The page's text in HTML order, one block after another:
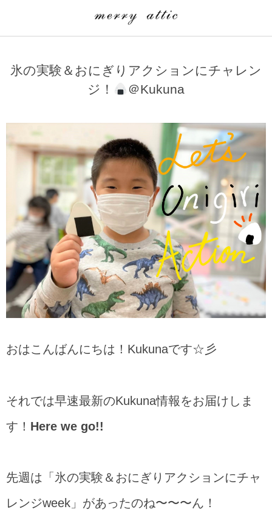
氷の実験＆おにぎりアクションにチャレン
ジ！
＠Kukuna
おはこんばんにちは！Kukunaです☆彡
それでは早速最新のKukuna情報をお届けしま
す！ Here we go!!
先週は「氷の実験＆おにぎりアクションにチャ
レンジweek」があったのね〜〜〜ん！
埼玉県
merry attic ミュージッククラス